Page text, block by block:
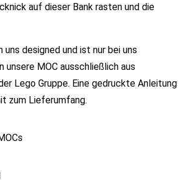
auf dieser Bank rasten und die
uns designed und ist nur bei uns
unsere MOC ausschließlich aus
Lego Gruppe. Eine gedruckte Anleitung
zum Lieferumfang.